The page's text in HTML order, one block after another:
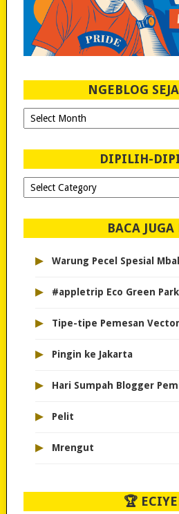
NGEBLOG
Ngeblog
Sejak
DIPILIH-
Dipilih-
dipilih..
BACA JUGA
▸ Warung Pecel Spesial
▸ #appletrip Eco Green Park
▸ Tipe-tipe Pemesan
▸ Pingin ke Jakarta
▸ Hari Sumpah Blogger
▸ Pelit
▸ Mrengut
🏆